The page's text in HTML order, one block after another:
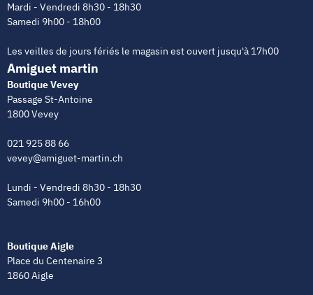
Mardi - Vendredi 8h30 - 18h30
Samedi 9h00 - 18h00
Les veilles de jours fériés le magasin est ouvert jusqu'à 17h00
Amiguet martin
Boutique Vevey
Passage St-Antoine
1800 Vevey
021 925 88 66
vevey@amiguet-martin.ch
Lundi - Vendredi 8h30 - 18h30
Samedi 9h00 - 16h00
Boutique Aigle
Place du Centenaire 3
1860 Aigle